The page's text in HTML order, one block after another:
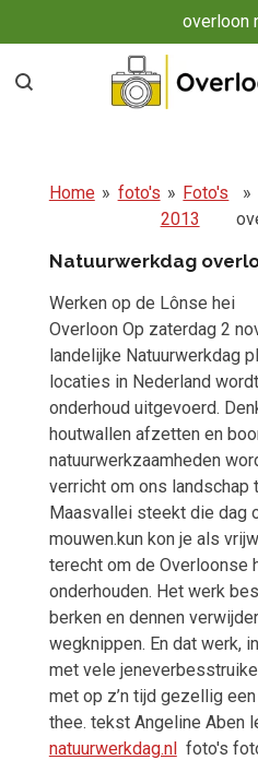
direct
naar
overloon
Home » foto's » Foto's
2013
»
Natuurwerkdag
Werken op de Lônse hei
Overloon Op zaterdag 2
landelijke Natuurwerkdag
locaties in Nederland
onderhoud uitgevoerd.
houtwallen afzetten en
natuurwerkzaamheden
verricht om ons landschap
Maasvallei steekt die dag
mouwen.kun kon je als
terecht om de Overloonse
onderhouden. Het werk
berken en dennen
wegknippen. En dat werk,
met vele
met op z’n tijd gezellig
thee. tekst Angeline Aben
natuurwerkdag.nlfoto's